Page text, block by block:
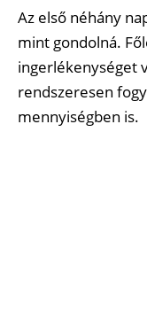
Az első néhány
mint gondolná.
ingerlékenységet
rendszeresen
mennyiségben is.